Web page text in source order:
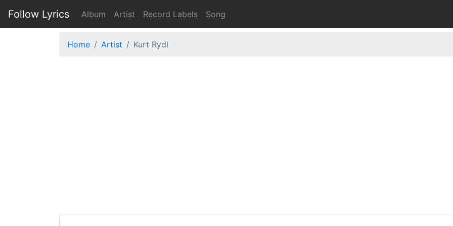
Follow Lyrics Album Artist Record Labels Song
Home Artist Kurt Rydl